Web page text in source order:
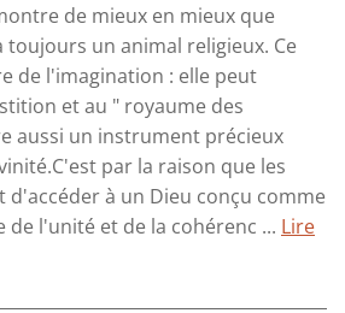
de mieux en mieux que
un animal religieux. Ce
de l'imagination : elle peut
et au " royaume des
aussi un instrument précieux
par la raison que les
à un Dieu conçu comme
de l'unité et de la cohérenc ... Lire